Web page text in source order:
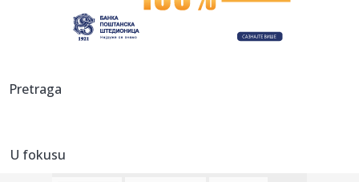
23:54:Aleksić: "Nemamo čega da se plašimo u Kazahstanu"
23:44:
Pretraga
U fokusu